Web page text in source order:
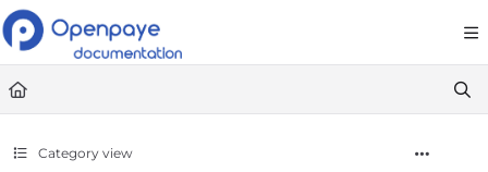
Documentation Index
Fetch the complete documentation index at: https://
Use this file to discover all available pages before exploring further.
Category view